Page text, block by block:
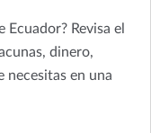
Ecuador? Revisa el
dinero,
necesitas en una